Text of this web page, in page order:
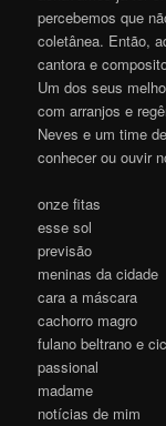
percebemos que
coletânea. Então,
cantora e
Um dos seus
com arranjos e
Neves e um time
conhecer ou ouvir
onze fitas
esse sol
previsão
meninas da cidade
cara a máscara
cachorro magro
fulano beltrano e
passional
madame
notícias de mim